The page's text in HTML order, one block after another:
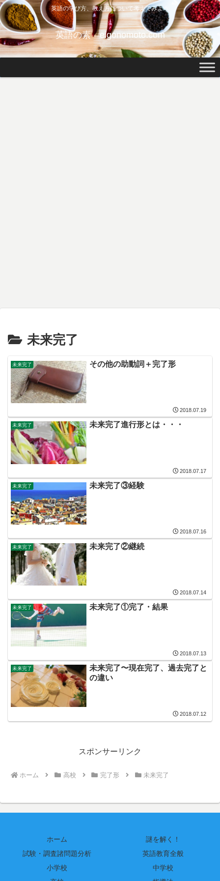
英語の学び方、教え方について考えてみよう
英語の素 eigonomoto.com
未来完了
未来完了 その他の助動詞＋完了形
2018.07.19
未来完了 未来完了進行形とは・・・
2018.07.17
未来完了 未来完了③経験
2018.07.16
未来完了 未来完了②継続
2018.07.14
未来完了 未来完了①完了・結果
2018.07.13
未来完了
未来完了〜現在完了、過去完了と
の違い
2018.07.12
スポンサーリンク
ホーム 高校 完了形 未来完了
ホーム
謎を解く！
試験・調査諸問題分析
英語教育全般
小学校
中学校